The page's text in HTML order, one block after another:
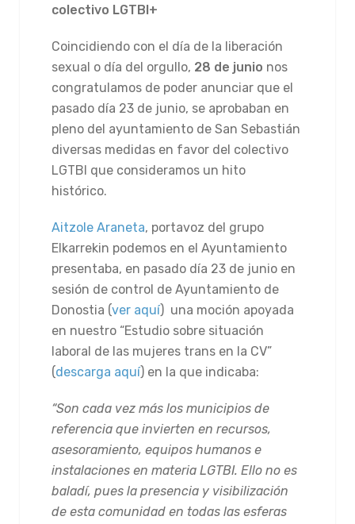
colectivo LGTBI+
Coincidiendo con el día de la liberación
sexual o día del orgullo, 28 de junio nos
congratulamos de poder anunciar que el
pasado día 23 de junio, se aprobaban en
pleno del ayuntamiento de San Sebastián
diversas medidas en favor del colectivo
LGTBI que consideramos un hito
histórico.
Aitzole Araneta, portavoz del grupo
Elkarrekin podemos en el Ayuntamiento
presentaba, en pasado día 23 de junio en
sesión de control de Ayuntamiento de
Donostia (ver aquí) una moción apoyada
en nuestro “Estudio sobre situación
laboral de las mujeres trans en la CV”
(descarga aquí) en la que indicaba:
“Son cada vez más los municipios de
referencia que invierten en recursos,
asesoramiento, equipos humanos e
instalaciones en materia LGTBI. Ello no es
baladí, pues la presencia y visibilización
de esta comunidad en todas las esferas